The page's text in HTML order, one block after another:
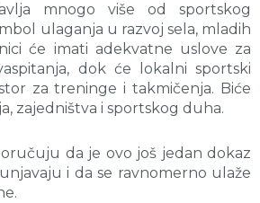
mnogo više od sportskog
ulaganja u razvoj sela, mladih
će imati adekvatne uslove za
dok će lokalni sportski
za treninge i takmičenja. Biće
zajedništva i sportskog duha.
da je ovo još jedan dokaz
i da se ravnomerno ulaže